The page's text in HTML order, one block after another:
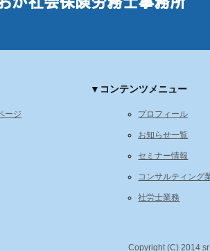
ージ
▼コンテンツメニュー
プロフィール
お知らせ一覧
セミナー情報
コンサルティング
社労士業務
Copyright (C) 2014